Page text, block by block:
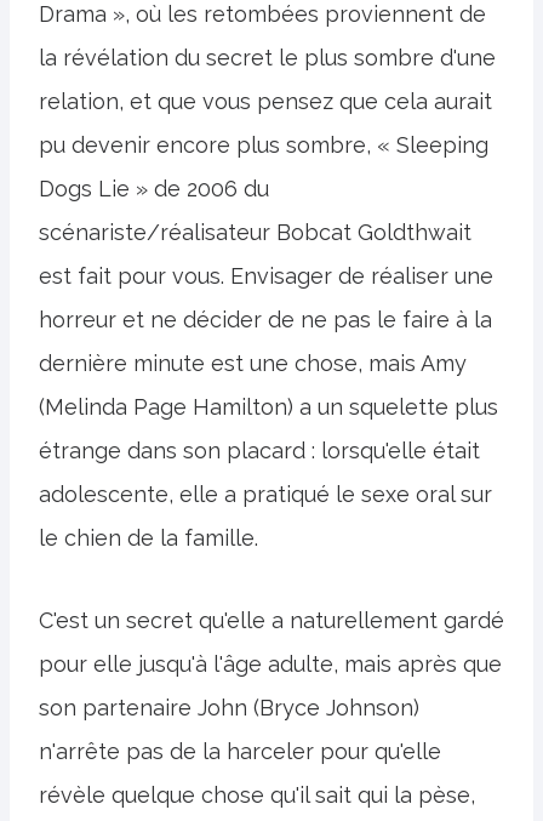
Drama », où les retombées proviennent de
la révélation du secret le plus sombre d'une
relation, et que vous pensez que cela aurait
pu devenir encore plus sombre, « Sleeping
Dogs Lie » de 2006 du
scénariste/réalisateur Bobcat Goldthwait
est fait pour vous. Envisager de réaliser une
horreur et ne décider de ne pas le faire à la
dernière minute est une chose, mais Amy
(Melinda Page Hamilton) a un squelette plus
étrange dans son placard : lorsqu'elle était
adolescente, elle a pratiqué le sexe oral sur
le chien de la famille.
C'est un secret qu'elle a naturellement gardé
pour elle jusqu'à l'âge adulte, mais après que
son partenaire John (Bryce Johnson)
n'arrête pas de la harceler pour qu'elle
révèle quelque chose qu'il sait qui la pèse,